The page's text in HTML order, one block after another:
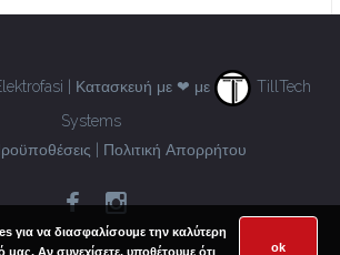
| Κατασκευή με ❤ με
TillTech
Systems
Πολιτική Απορρήτου
για να διασφαλίσουμε την καλύτερη
μας. Αν συνεχίσετε, υποθέτουμε ότι
ok